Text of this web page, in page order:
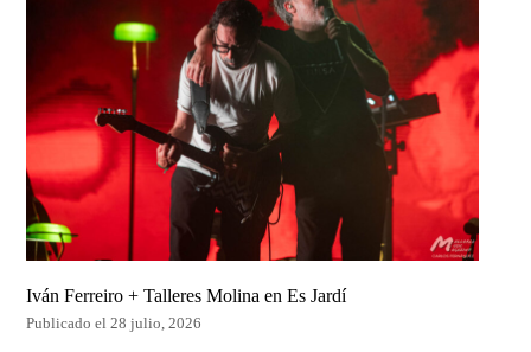
Iván Ferreiro + Talleres Molina en Es Jardí
Publicado el 28 julio, 2026